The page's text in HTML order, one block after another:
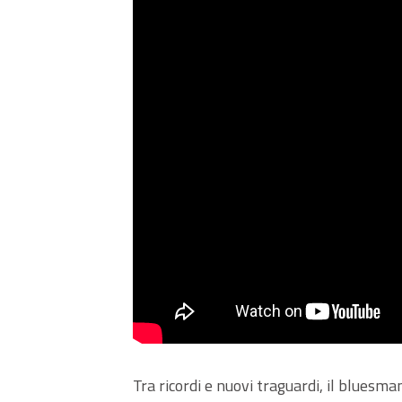
Tra ricordi e nuovi traguardi, il